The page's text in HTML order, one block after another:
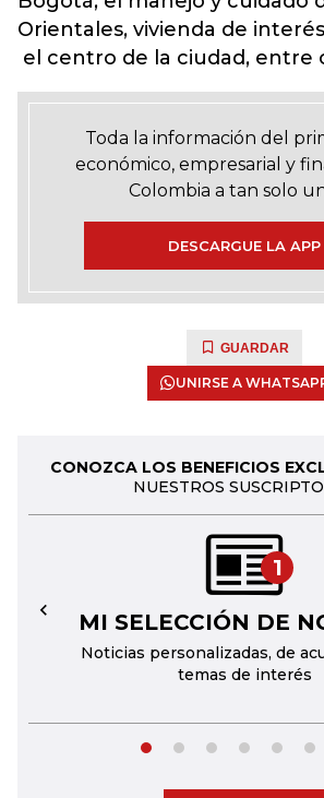
Orientales, vivienda de
el centro de la ciudad, entre
Toda la información del
económico, empresarial y
Colombia a tan solo
DESCARGUE LA APP
GUARDAR
UNIRSE A
CONOZCA LOS BENEFICIOS
NUESTROS
1
MI SELECCIÓN DE
Noticias personalizadas, de
temas de interés
←